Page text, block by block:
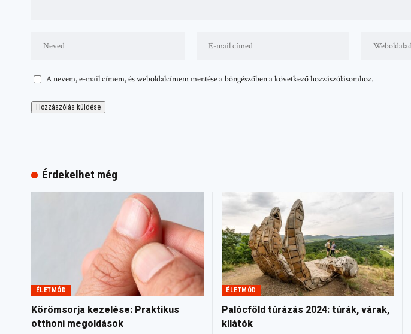
A nevem, e-mail címem, és weboldalcímem mentése a böngészőben a következő hozzászólásomhoz.
Érdekelhet még
ÉLETMÓD
Körömsorja kezelése: Praktikus
otthoni megoldások
ÉLETMÓD
Palócföld túrázás 2024: túrák, várak,
kilátók